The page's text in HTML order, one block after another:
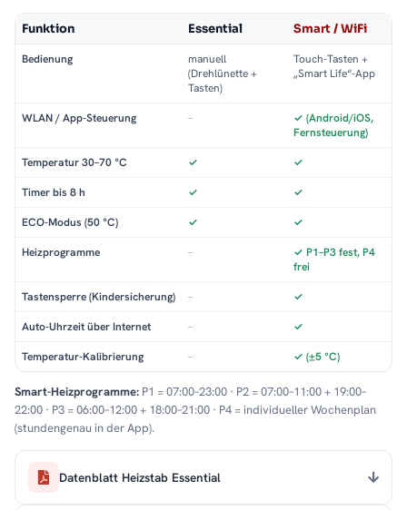
Funktion Essential Smart / WiFi
Bedienung
manuell
(Drehlünette +
Tasten)
Touch-Tasten +
„Smart Life“-App
WLAN / App-Steuerung –
✓ (Android/iOS,
Fernsteuerung)
Temperatur 30–70 °C ✓ ✓
Timer bis 8 h ✓ ✓
ECO-Modus (50 °C) ✓ ✓
Heizprogramme –
✓ P1–P3 fest, P4
frei
Tastensperre (Kindersicherung) – ✓
Auto-Uhrzeit über Internet – ✓
Temperatur-Kalibrierung – ✓ (±5 °C)
Smart-Heizprogramme: P1 = 07:00–23:00 · P2 = 07:00–11:00 + 19:00–
22:00 · P3 = 06:00–12:00 + 18:00–21:00 · P4 = individueller Wochenplan
(stundengenau in der App).
Datenblatt Heizstab Essential